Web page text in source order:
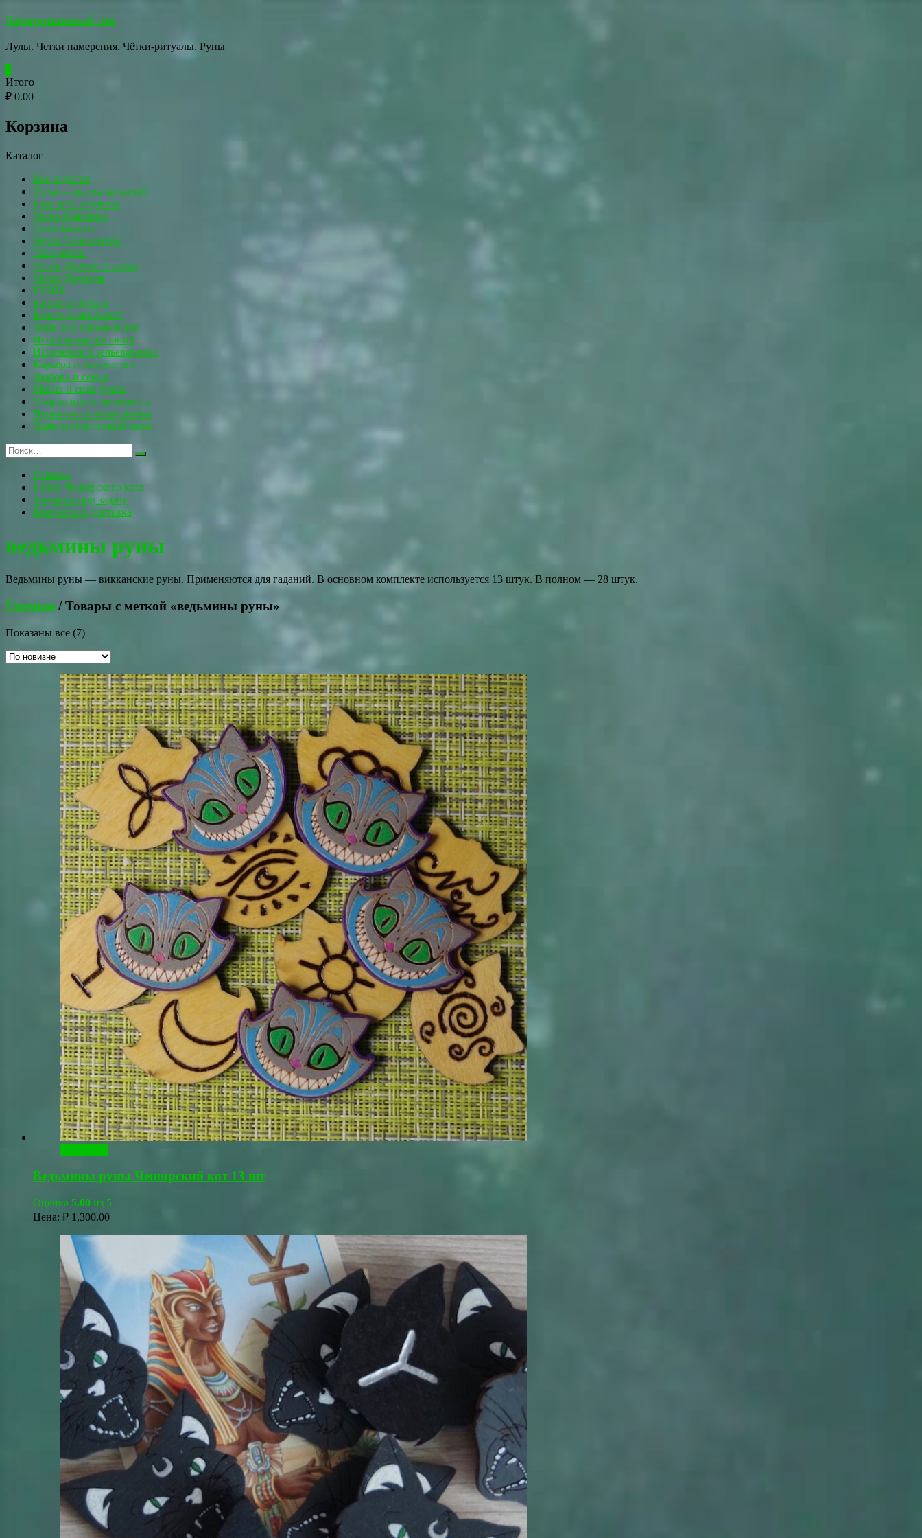
Перейти
содержимому
Зачарованный лес
Лулы. Четки намерения. Чётки-ритуалы. Руны
Итого
₽ 0.00
Корзина
Каталог
Все изделия
Лулы — расты желаний
Браслеты-амулеты
Четки-браслеты
Союз Богинь
Четки 5 элементов
Таро-четки
Четки Древнего эпоса
Четки Друидов
РУНЫ
Бизнес и деньги
Власть и авторитет
Защита и преодоление
Исполнение желаний
Исцеление и зельеварение
Карьера и творчество
Любовь и семья
Магия и сила духов
Очарование и молодость
Перемены и новая жизнь
Удача и счастливый шанс
Главная
Байки Чеширского кота
Амулеты под задачу
Контакты и доставка
ведьмины руны
Ведьмины руны — викканские руны. Применяются для гаданий. В основном комплекте используется 13 штук. В полном — 28 штук.
Главная / Товары с меткой «ведьмины руны»
Показаны все (7)Сортировка:
недавние
Ведьмины руны Чеширский кот 13 шт
Оценка 5.00 из 5
Цена: ₽ 1,300.00